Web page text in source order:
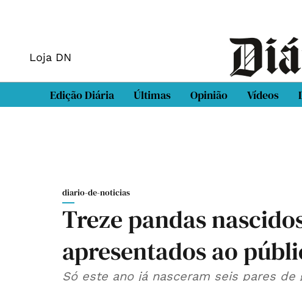
Loja DN
Edição Diária Últimas Opinião Vídeos
diario-de-noticias
Treze pandas
apresentados ao
Só este ano já nasceram seis pares de